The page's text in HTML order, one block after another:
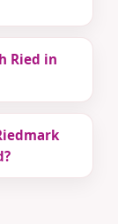
Ried in